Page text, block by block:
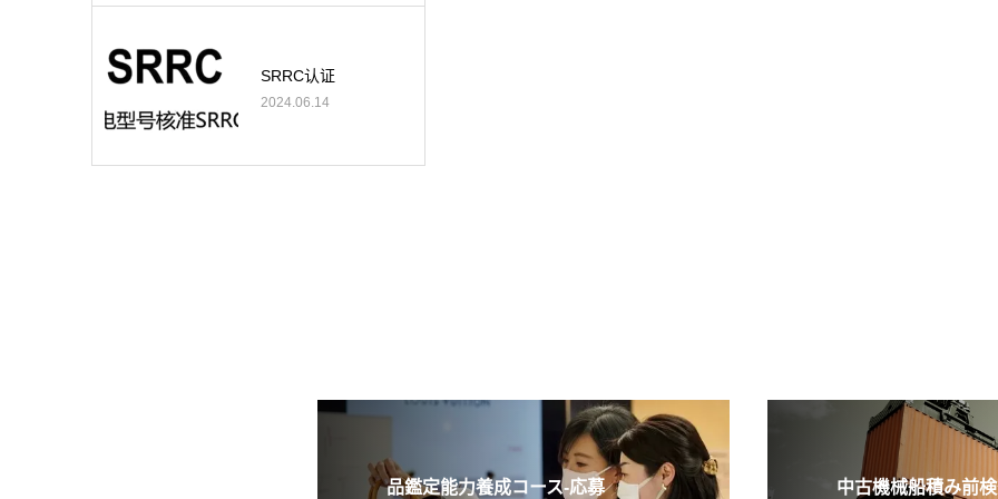
SRRC认证
2024.06.14
品鑑定能力養成コース-応募 中古機械船積み前検